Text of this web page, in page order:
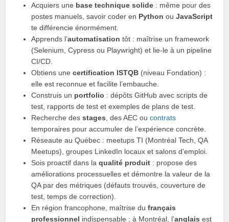
Acquiers une base technique solide : même pour des
postes manuels, savoir coder en Python ouJavaScript
te différencie énormément.
Apprends l’automatisation tôt : maîtrise un framework
(Selenium, Cypress ou Playwright) et lie-le à un pipeline
CI/CD.
Obtiens unecertification ISTQB (niveau Fondation) :
elle est reconnue et facilite l’embauche.
Construis un portfolio : dépôts GitHub avec scripts de
test, rapports de test et exemples de plans de test.
Recherche desstages , des AEC oucontrats
temporaires pour accumuler de l’expérience concrète.
Réseaute au Québec : meetups TI (Montréal Tech, QA
Meetups), groupes LinkedIn locaux et salons d’emploi.
Sois proactif dans laqualité produit : propose des
améliorations processuelles et démontre la valeur de la
QA par des métriques (défauts trouvés, couverture de
test, temps de correction).
En région francophone, maîtrise dufrançais
professionnel indispensable ; à Montréal, l’anglais est